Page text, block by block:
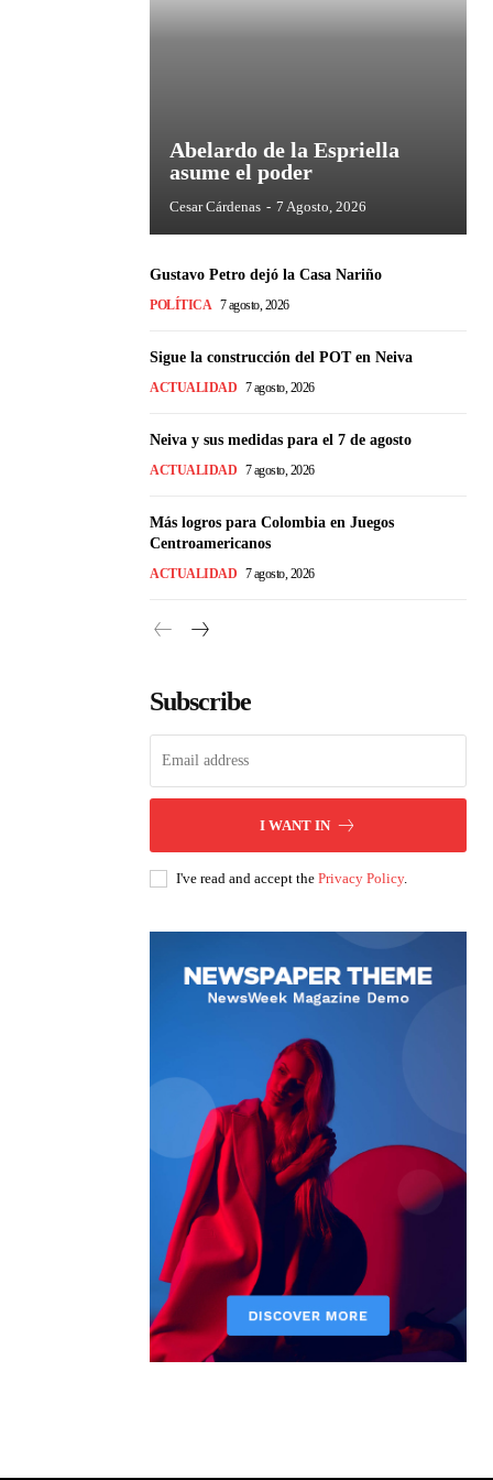
Abelardo de la Espriella
asume el poder
Cesar Cárdenas - 7 Agosto, 2026
Gustavo Petro dejó la Casa Nariño
POLÍTICA 7 agosto, 2026
Sigue la construcción del POT en Neiva
ACTUALIDAD 7 agosto, 2026
Neiva y sus medidas para el 7 de agosto
ACTUALIDAD 7 agosto, 2026
Más logros para Colombia en Juegos
Centroamericanos
ACTUALIDAD 7 agosto, 2026
Subscribe
I WANT IN
I've read and accept the Privacy Policy.